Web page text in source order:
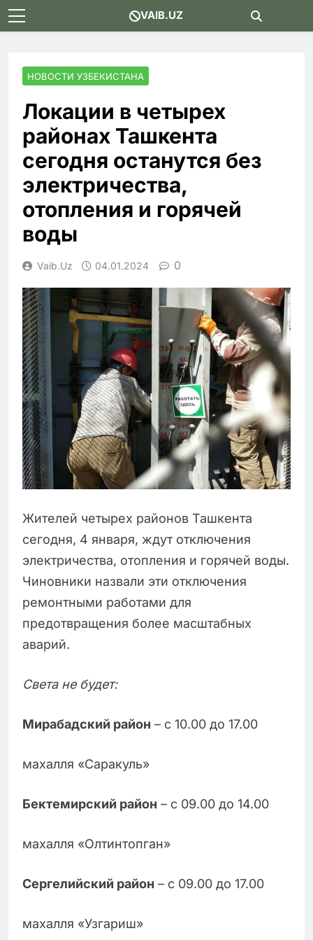
Skip
to
VAIB.UZ
НОВОСТИ УЗБЕКИСТАНА
Локации в четырех
районах Ташкента
сегодня останутся без
электричества,
отопления и горячей
воды
Vaib.uz 04.01.2024 0
Жителей четырех районов Ташкента
сегодня, 4 января, ждут отключения
электричества, отопления и горячей воды.
Чиновники назвали эти отключения
ремонтными работами для
предотвращения более масштабных
аварий.
Света не будет:
Мирабадский район – с 10.00 до 17.00
махалля «Саракуль»
Бектемирский район – с 09.00 до 14.00
махалля «Олтинтопган»
Сергелийский район – с 09.00 до 17.00
махалля «Узгариш»